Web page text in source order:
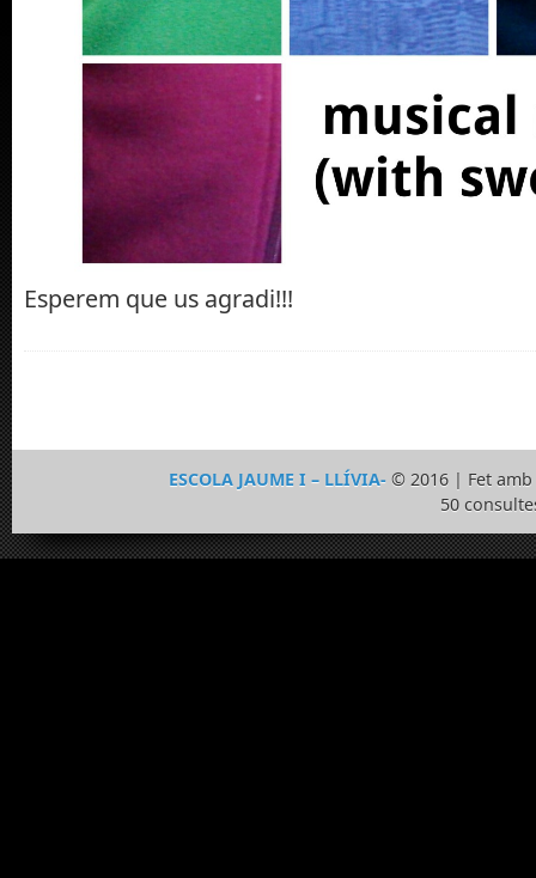
Esperem que us agradi!!!
ESCOLA JAUME I – LLÍVIA- © 2016 | Fet amb
50